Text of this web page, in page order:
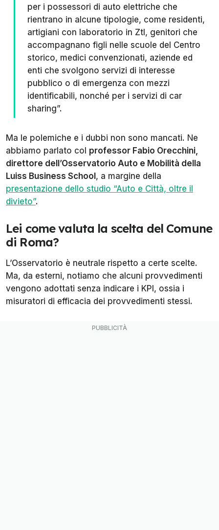
per i possessori di auto elettriche che
rientrano in alcune tipologie, come residenti,
artigiani con laboratorio in Ztl, genitori che
accompagnano figli nelle scuole del Centro
storico, medici convenzionati, aziende ed
enti che svolgono servizi di interesse
pubblico o di emergenza con mezzi
identificabili, nonché per i servizi di car
sharing”.
Ma le polemiche e i dubbi non sono mancati. Ne
abbiamo parlato col professor Fabio Orecchini,
direttore dell’Osservatorio Auto e Mobilità della
Luiss Business School , a margine della
presentazione dello studio “Auto e Città, oltre il
divieto”.
Lei come valuta la scelta del Comune
di Roma?
L’Osservatorio è neutrale rispetto a certe scelte.
Ma, da esterni, notiamo che alcuni provvedimenti
vengono adottati senza indicare i KPI, ossia i
misuratori di efficacia dei provvedimenti stessi.